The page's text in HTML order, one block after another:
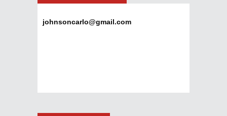
johnsoncarlo@gmail.com